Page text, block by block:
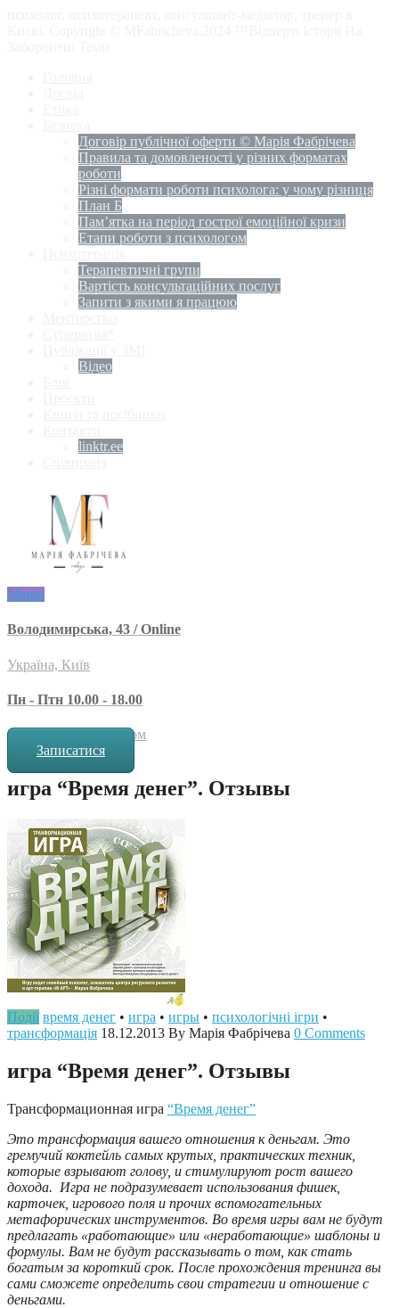
Договір публічної оферти © Марія Фабрічева
Правила та домовленості у різних форматах
роботи
Різні формати роботи психолога: у чому різниця
План Б
Пам’ятка на період гострої емоційної кризи
Етапи роботи з психологом
Терапевтичні групи
Вартість консультаційних послуг
Запити з якими я працюю
Відео
linktr.ee
Меню
Володимирська, 43 / Online
Україна, Київ
Пн - Птн 10.00 - 18.00
за попереднім записом
Записатися
игра “Время денег”. Отзывы
Події время денег • игра • игры • психологічні ігри •
трансформація 18.12.2013 By Марія Фабрічева 0 Comments
игра “Время денег”. Отзывы
Трансформационная игра “Время денег”
Это трансформация вашего отношения к деньгам. Это
гремучий коктейль самых крутых, практических техник,
которые взрывают голову, и стимулируют рост вашего
дохода. Игра не подразумевает использования фишек,
карточек, игрового поля и прочих вспомогательных
метафорических инструментов. Во время игры вам не будут
предлагать «работающие» или «неработающие» шаблоны и
формулы. Вам не будут рассказывать о том, как стать
богатым за короткий срок. После прохождения тренинга вы
сами сможете определить свои стратегии и отношение с
деньгами.